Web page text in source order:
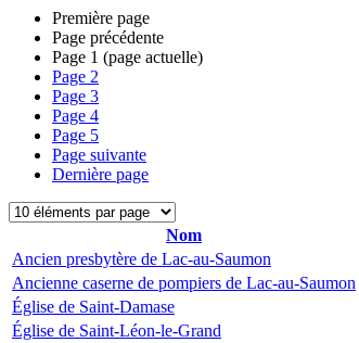
Première page
Page précédente
Page 1 (page actuelle)
Page 2
Page 3
Page 4
Page 5
Page suivante
Dernière page
Nom
Ancien presbytère de Lac-au-Saumon
Ancienne caserne de pompiers de Lac-au-Saumon
Église de Saint-Damase
Église de Saint-Léon-le-Grand